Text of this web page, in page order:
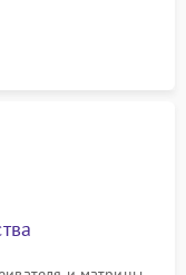
подсветки —
светодиодов.